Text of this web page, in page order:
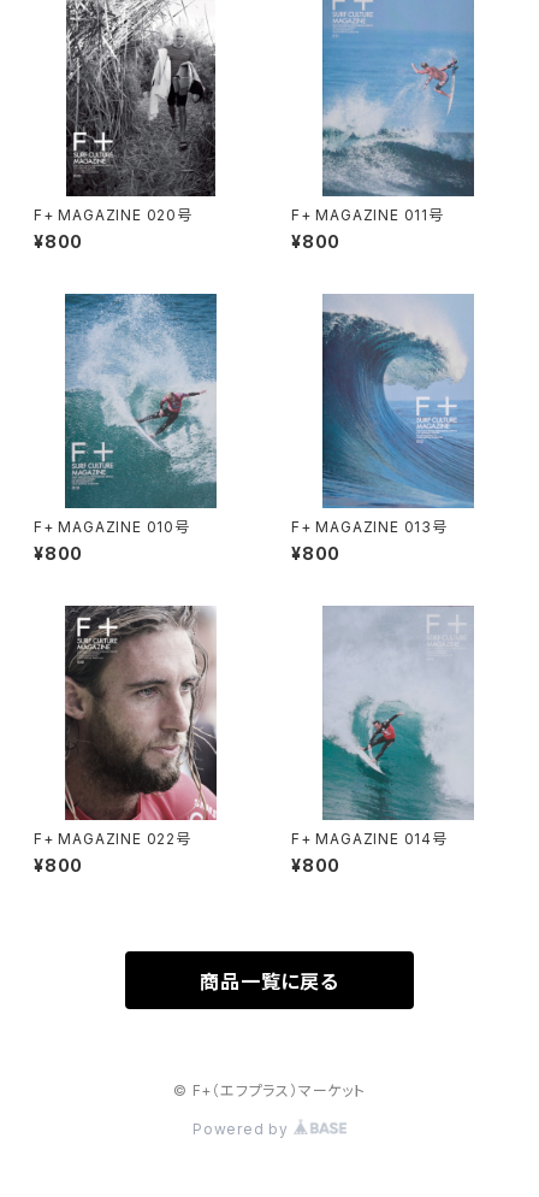
F+ MAGAZINE 020号
¥800
F+ MAGAZINE 011号
¥800
F+ MAGAZINE 010号
¥800
F+ MAGAZINE 013号
¥800
F+ MAGAZINE 022号
¥800
F+ MAGAZINE 014号
¥800
商品一覧に戻る
© F+（エフプラス）マーケット
Powered by